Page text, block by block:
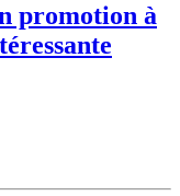
promotion à